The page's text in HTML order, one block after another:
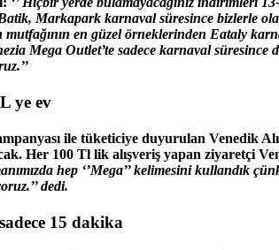
Markapark karnaval süresince bizlerle
mutfağının en güzel örneklerinden Eataly
Mega Outlet’te sadece karnaval
ye ev
ile tüketiciye duyurulan Venedik
Her 100 Tl lik alışveriş yapan ziyaretçi
hep ‘’Mega’’ kelimesini kullandık
dedi.
15 dakika